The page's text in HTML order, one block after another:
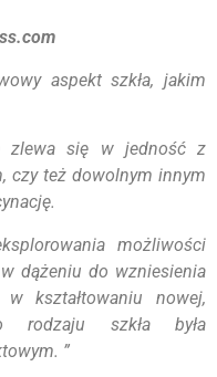
aspekt szkła, jakim
zlewa się w jedność z
czy też dowolnym innym
możliwości
dążeniu do wzniesienia
kształtowaniu nowej,
rodzaju szkła była
”